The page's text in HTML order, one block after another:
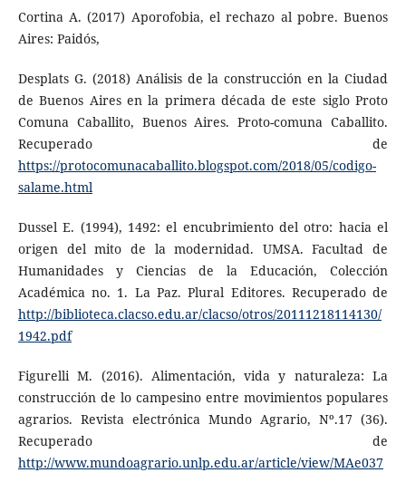
Cortina A. (2017) Aporofobia, el rechazo al pobre. Buenos
Aires: Paidós,
Desplats G. (2018) Análisis de la construcción en la Ciudad
de Buenos Aires en la primera década de este siglo Proto
Comuna Caballito, Buenos Aires. Proto-comuna Caballito.
Recuperado de
https://protocomunacaballito.blogspot.com/2018/05/codigo-
salame.html
Dussel E. (1994), 1492: el encubrimiento del otro: hacia el
origen del mito de la modernidad. UMSA. Facultad de
Humanidades y Ciencias de la Educación, Colección
Académica no. 1. La Paz. Plural Editores. Recuperado de
http://biblioteca.clacso.edu.ar/clacso/otros/20111218114130/
1942.pdf
Figurelli M. (2016). Alimentación, vida y naturaleza: La
construcción de lo campesino entre movimientos populares
agrarios. Revista electrónica Mundo Agrario, Nº.17 (36).
Recuperado de
http://www.mundoagrario.unlp.edu.ar/article/view/MAe037